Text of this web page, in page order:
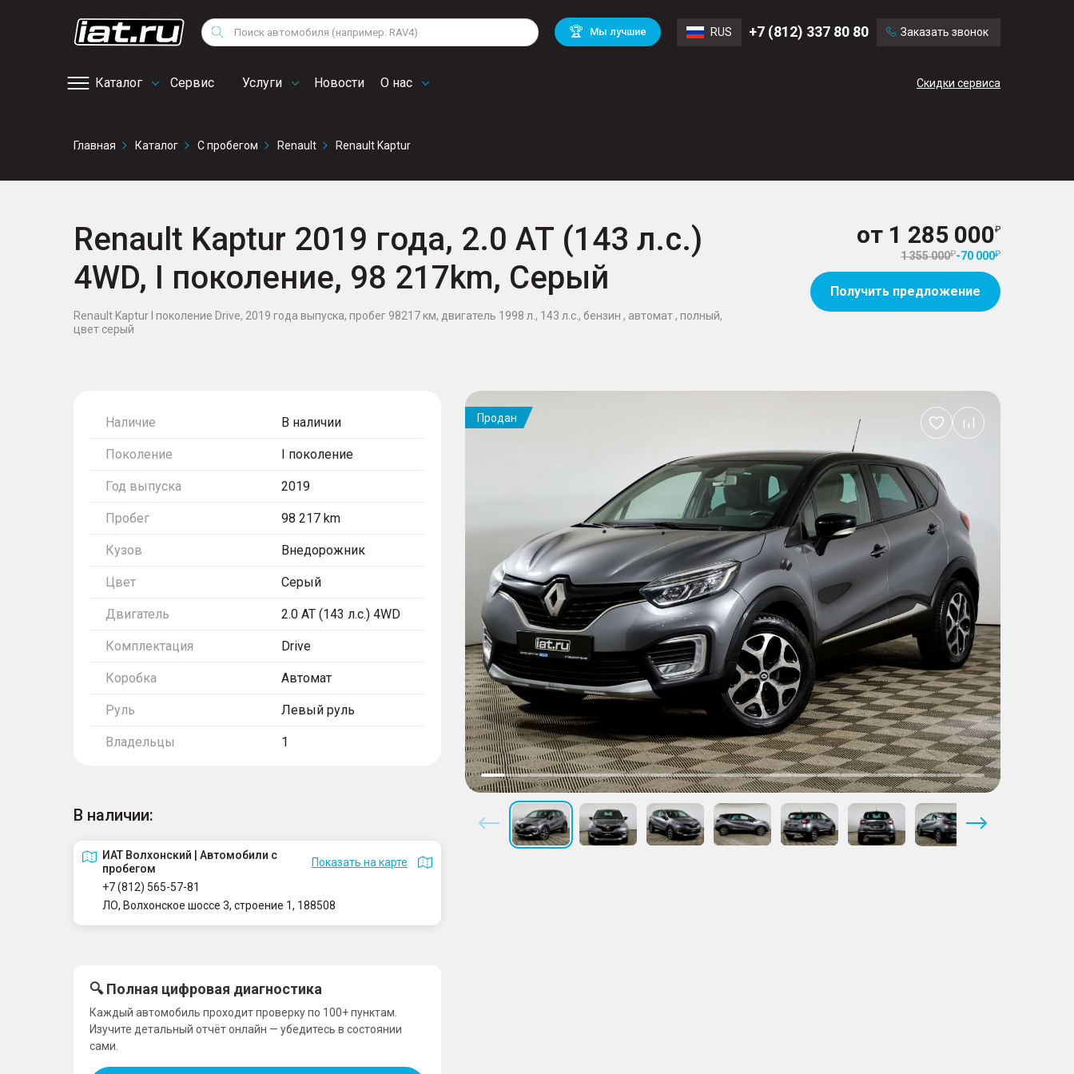
Поиск 🏆 Мы лучшие RUS +7 (812) 337 80 80 Заказать звонок
Каталог Сервис
сервис
Услуги Новости О нас Скидки сервиса
Снегоходы
Квадроциклы
Volkswagen
Mitsubishi BMW
Audi
Chevrolet Mercedes Benz
Главная Каталог С пробегом Renault Renault Kaptur
Renault Kaptur 2019 года, 2.0 AT (143 л.с.)
4WD, I поколение, 98 217km, Серый
Renault Kaptur I поколение Drive, 2019 года выпуска, пробег 98217 км, двигатель 1998 л., 143 л.с., бензин , автомат , полный,
цвет серый
от 1 285 000
1 355 000 -70 000
Получить предложение
Наличие В наличии
Поколение I поколение
Год выпуска 2019
Пробег 98 217 km
Кузов Внедорожник
Цвет Серый
Двигатель 2.0 AT (143 л.с.) 4WD
Комплектация Drive
Коробка Автомат
Руль Левый руль
Владельцы 1
В наличии:
ИАТ Волхонский | Автомобили с
пробегом
Показать на карте
+7 (812) 565-57-81
ЛО, Волхонское шоссе 3, строение 1, 188508
🔍 Полная цифровая диагностика
Каждый автомобиль проходит проверку по 100+ пунктам.
Изучите детальный отчёт онлайн — убедитесь в состоянии
сами.
Продан
Добавить
в